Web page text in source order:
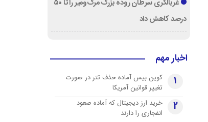
غربالگری سرطان روده بزرگ مرگ‌ومیر را تا ۵۰
درصد کاهش داد
اخبار مهم
1
کوین بیس آماده حذف تتر در صورت
تغییر قوانین آمریکا
2
خرید ارز دیجیتال که آماده صعود
انفجاری را دارند